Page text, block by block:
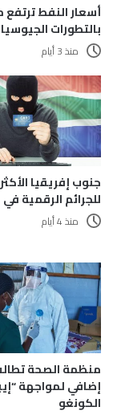
أسعار النفط ترتفع
بالتطورات
منذ 3 أيام
جنوب إفريقيا
للجرائم الرقمية في
منذ 4 أيام
منظمة الصحة
إضافي لمواجهة
الكونغو